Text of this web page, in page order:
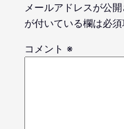
メールアドレスが公
が付いている欄は必
コメント ※